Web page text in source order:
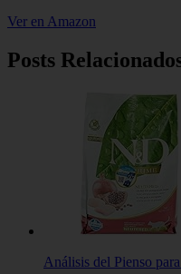
Ver en Amazon
Posts
Análisis del Pienso